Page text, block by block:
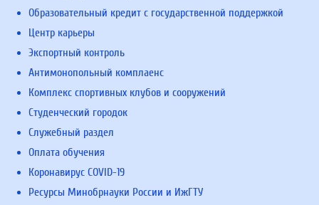
Образовательный кредит с государственной поддержкой
Центр карьеры
Экспортный контроль
Антимонопольный комплаенс
Комплекс спортивных клубов и сооружений
Студенческий городок
Служебный раздел
Оплата обучения
Коронавирус COVID-19
Ресурсы Минобрнауки России и ИжГТУ